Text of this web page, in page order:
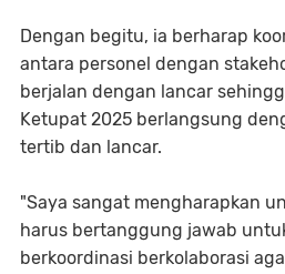
Dengan begitu, ia berharap
antara personel dengan
berjalan dengan lancar
Ketupat 2025 berlangsung
tertib dan lancar.
"Saya sangat mengharapkan
harus bertanggung jawab
berkoordinasi berkolaborasi